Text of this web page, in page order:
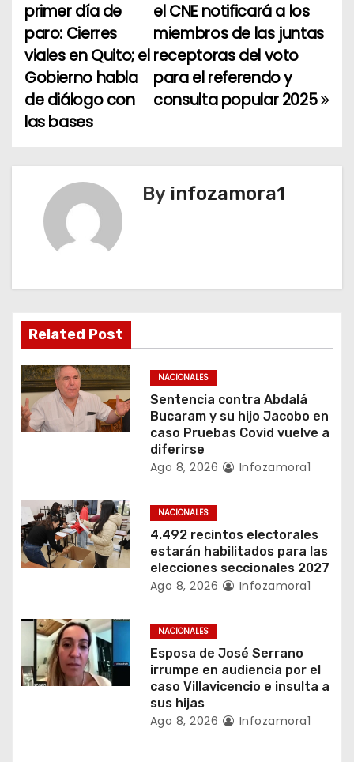
a
v
e
g
a
n
d
e
e
n
r
a
d
s
el CNE notificará a los
miembros de las juntas
receptoras del voto
para el referendo y
consulta popular 2025
primer día de
paro: Cierres
viales en Quito; el
Gobierno habla
de diálogo con
las bases
By infozamora1
Related Post
NACIONALES
Sentencia contra Abdalá
Bucaram y su hijo Jacobo en
caso Pruebas Covid vuelve a
diferirse
Ago 8, 2026 Infozamora1
NACIONALES
4.492 recintos electorales
estarán habilitados para las
elecciones seccionales 2027
Ago 8, 2026 Infozamora1
NACIONALES
Esposa de José Serrano
irrumpe en audiencia por el
caso Villavicencio e insulta a
sus hijas
Ago 8, 2026 Infozamora1